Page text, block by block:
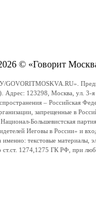
© «Говорит
Адрес: 123298, Москва, ул.
– Российская
запрещенные в
Большевистская
Иеговы в России» и
текстовые материалы,
ст.ст. 1274,1275 ГК РФ, при